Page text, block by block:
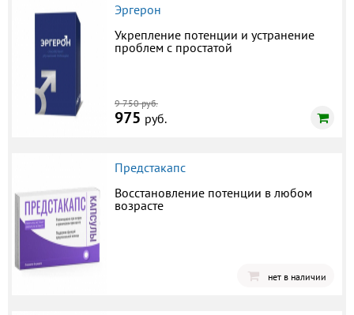
Эргерон
Укрепление потенции и устранение
проблем с простатой
9 750 руб.
975 руб.
Предстакапс
Восстановление потенции в любом
возрасте
нет в наличии